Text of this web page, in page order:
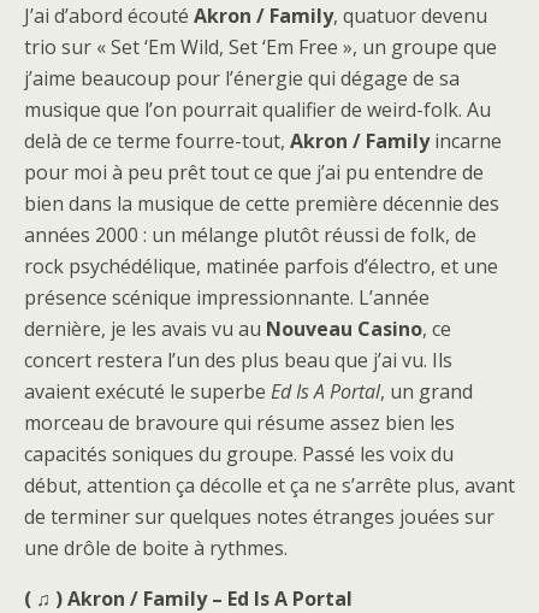
J’ai d’abord écouté Akron / Family, quatuor devenu
trio sur « Set ‘Em Wild, Set ‘Em Free », un groupe que
j’aime beaucoup pour l’énergie qui dégage de sa
musique que l’on pourrait qualifier de weird-folk. Au
delà de ce terme fourre-tout, Akron / Familyincarne
pour moi à peu prêt tout ce que j’ai pu entendre de
bien dans la musique de cette première décennie des
années 2000 : un mélange plutôt réussi de folk, de
rock psychédélique, matinée parfois d’électro, et une
présence scénique impressionnante. L’année
dernière, je les avais vu au Nouveau Casino, ce
concert restera l’un des plus beau que j’ai vu. Ils
avaient exécuté le superbe Ed Is A Portal, un grand
morceau de bravoure qui résume assez bien les
capacités soniques du groupe. Passé les voix du
début, attention ça décolle et ça ne s’arrête plus, avant
de terminer sur quelques notes étranges jouées sur
une drôle de boite à rythmes.
( ♫ ) Akron / Family – Ed Is A Portal